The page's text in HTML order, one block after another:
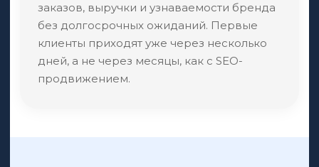
заказов, выручки и узнаваемости бренда
без долгосрочных ожиданий. Первые
клиенты приходят уже через несколько
дней, а не через месяцы, как с SEO-
продвижением.